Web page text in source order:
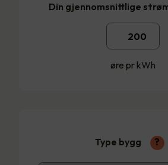
Din gjennomsnittlige
øre pr kWh
Type bygg ?